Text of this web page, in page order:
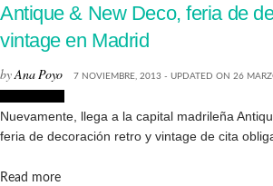
Antique & New Deco, feria de
vintage en Madrid
byAna Poyo 7 NOVIEMBRE, 2013 - UPDATED ON 26
Nuevamente, llega a la capital madrileña
feria de decoración retro y vintage de cita
Read moreDetails